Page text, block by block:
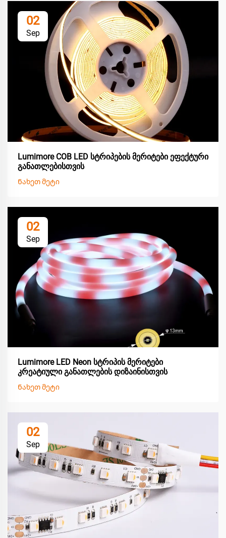
02
Sep
Lumimore COB LED სტრიპების მერიტები ეფექტური
განათლებისთვის
Ნახეთ მეტი
02
Sep
Lumimore LED Neon სტრიპის მერიტები
კრეატიული განათლების დიზაინისთვის
Ნახეთ მეტი
02
Sep